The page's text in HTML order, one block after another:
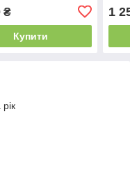
₴
Купити
1